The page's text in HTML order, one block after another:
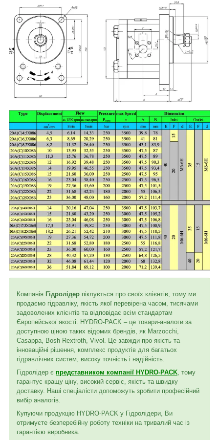
Компанія Гідролідер піклується про своїх клієнтів, тому ми
продаємо гідравліку, якість якої перевірена часом, тисячами
задоволених клієнтів та відповідає всім стандартам
Європейської якості. HYDRO-PACK – це товари-аналоги за
доступною ціною таких відомих брендів, як Marzocchi,
Casappa, Bosh Rextroth, Vivol. Це завжди про якість та
інноваційні рішення, комплекс продуктів для багатьох
гідравлічних систем, високу точність і надійність.
Гідролідер є представником компанії HYDRO-PACK, тому
гарантує кращу ціну, високий сервіс, якість та швидку
доставку. Наші спеціалісти допоможуть зробити професійний
вибір аналогів.
Купуючи продукцію HYDRO-PACK у Гідролідери, Ви
отримуєте безперебійну роботу техніки на тривалий час із
гарантією виробника.